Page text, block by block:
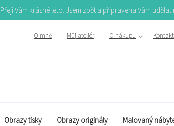
Přeji Vám krásné léto. Jsem zpět a připravena Vám
O mně Můj ateliér O nákupu Kontakt
Obrazy tisky Obrazy originály Malovaný